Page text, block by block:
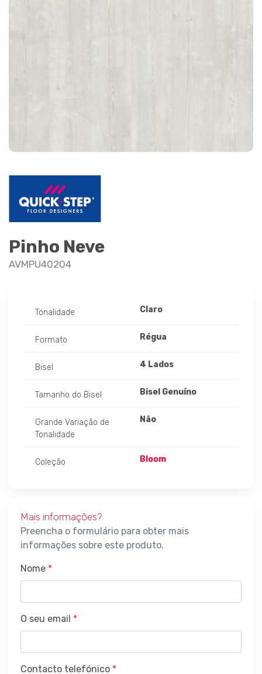
Pinho Neve
AVMPU40204
Tonalidade Claro
Formato Régua
Bisel 4 Lados
Tamanho do Bisel Bisel Genuíno
Grande Variação de
Tonalidade
Não
Coleção Bloom
Mais informações?
Preencha o formulário para obter mais
informações sobre este produto.
Nome *
O seu email *
Contacto telefónico *